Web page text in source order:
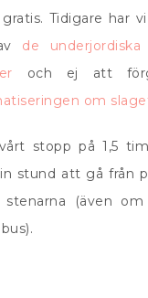
Tidigare har
de
och ej att
om
stopp på 1,5
stund att gå från
(även